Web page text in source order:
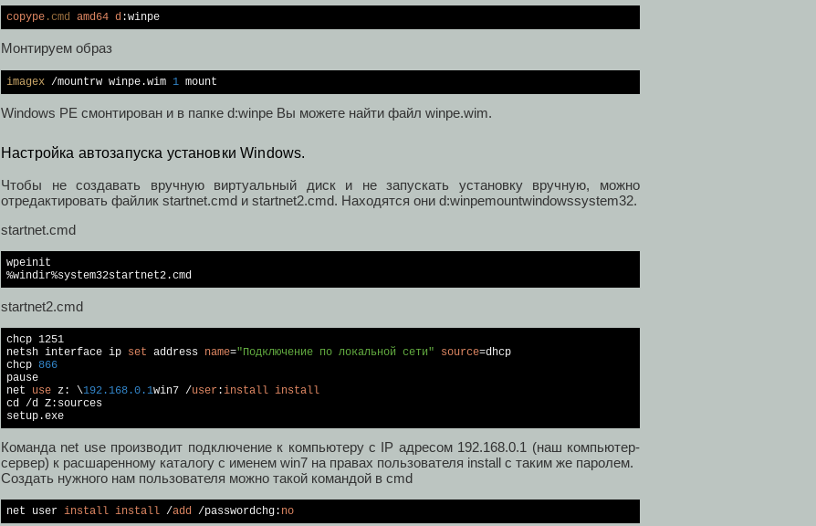
copype .cmd amd64 d:winpe
Монтируем образ
imagex /mountrw winpe.wim 1
Windows PE смонтирован и в папке d:winpe Вы можете найти файл winpe.wim.
Настройка автозапуска установки Windows.
Чтобы не создавать вручную виртуальный диск и не запускать установку вручную, можно
отредактировать файлик startnet.cmd и startnet2.cmd. Находятся они d:winpemountwindowssystem32.
startnet.cmd
wpeinit
startnet2.cmd
chcp 1251
netsh interface ip set address name="Подключение по локальной сети" source=dhcp
chcp 866
pause
net use z: \192.168 .0 .1win7 /user:install install
cd /d Z:sources
Команда net use производит подключение к компьютеру с IP адресом 192.168.0.1 (наш компьютер-
сервер) к расшаренному каталогу c именем win7 на правах пользователя install c таким же паролем.
Создать нужного нам пользователя можно такой командой в cmd
net user install install /add /passwordchg: no